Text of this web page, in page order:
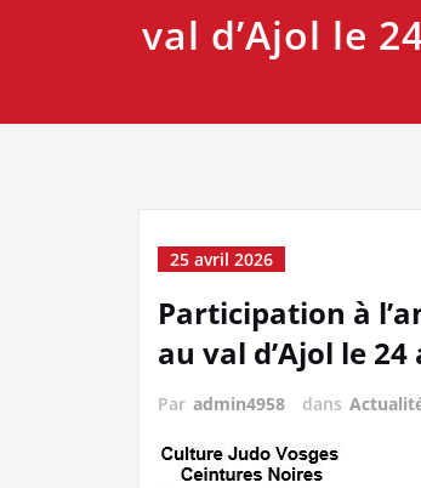
val d’Ajol le
25 avril 2026
Participation à
au val d’Ajol le
Par admin4958 dans